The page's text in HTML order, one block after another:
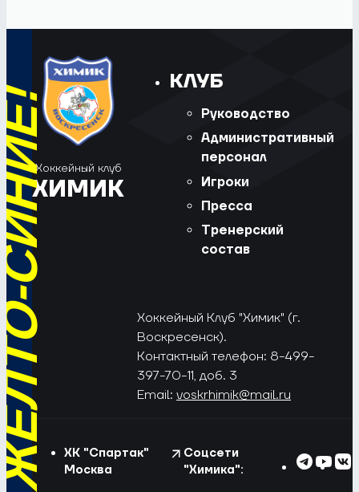
Хоккейный клуб
ХИМИК
КЛУБ
Руководство
Административный
персонал
Игроки
Пресса
Тренерский
состав
Хоккейный Клуб "Химик" (г.
Воскресенск).
Контактный телефон: 8-499-
397-70-11, доб. 3
Email: voskrhimik@mail.ru
ХК "Спартак"
Москва
Соцсети
"Химика":